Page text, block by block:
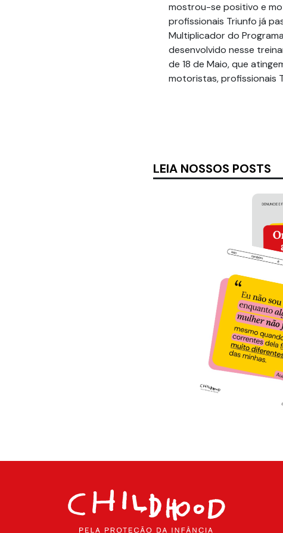
mostrou-se positivo e
profissionais Triunfo já
Multiplicador do
desenvolvido nesse
de 18 de Maio, que
motoristas, profissionais
LEIA NOSSOS POSTS